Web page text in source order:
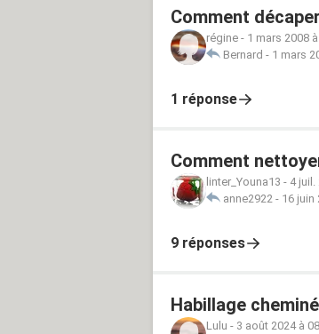
Comment
régine - 1 mars 2008
Bernard - 1 mars
1 réponse
Comment
linter_Youna13 - 4 juil.
anne2922 - 16 juin
9 réponses
Habillage
Lulu - 3 août 2024 à